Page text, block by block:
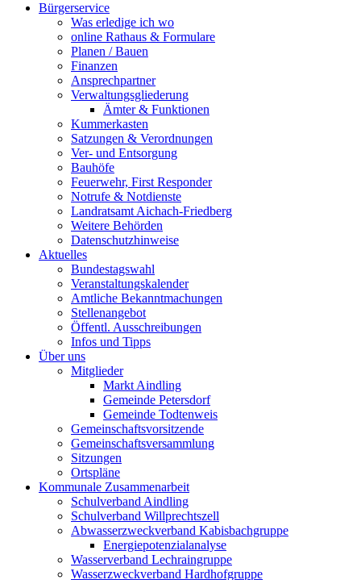
Bürgerservice
Was erledige ich wo
online Rathaus & Formulare
Planen / Bauen
Finanzen
Ansprechpartner
Verwaltungsgliederung
Ämter & Funktionen
Kummerkasten
Satzungen & Verordnungen
Ver- und Entsorgung
Bauhöfe
Feuerwehr, First Responder
Notrufe & Notdienste
Landratsamt Aichach-Friedberg
Weitere Behörden
Datenschutzhinweise
Aktuelles
Bundestagswahl
Veranstaltungskalender
Amtliche Bekanntmachungen
Stellenangebot
Öffentl. Ausschreibungen
Infos und Tipps
Über uns
Mitglieder
Markt Aindling
Gemeinde Petersdorf
Gemeinde Todtenweis
Gemeinschaftsvorsitzende
Gemeinschaftsversammlung
Sitzungen
Ortspläne
Kommunale Zusammenarbeit
Schulverband Aindling
Schulverband Willprechtszell
Abwasserzweckverband Kabisbachgruppe
Energiepotenzialanalyse
Wasserverband Lechraingruppe
Wasserzweckverband Hardhofgruppe